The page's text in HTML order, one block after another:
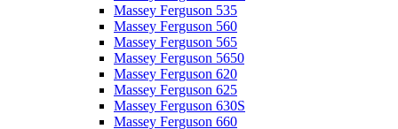
Massey Ferguson 535
Massey Ferguson 560
Massey Ferguson 565
Massey Ferguson 5650
Massey Ferguson 620
Massey Ferguson 625
Massey Ferguson 630S
Massey Ferguson 660